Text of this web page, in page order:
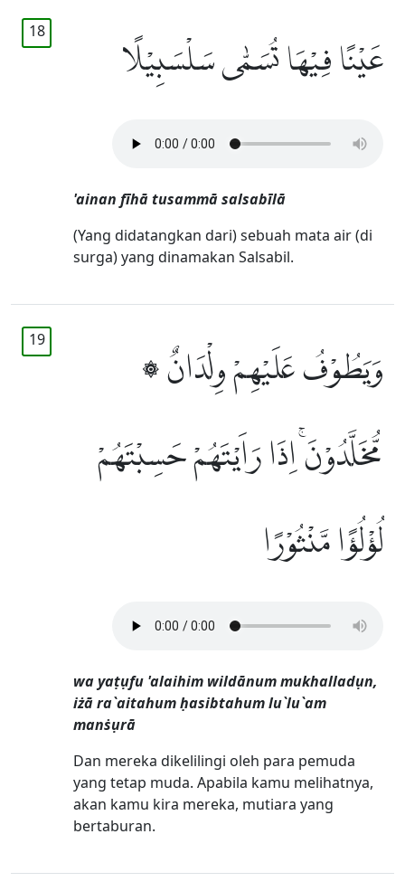
18
عَيْنًا فِيْهَا تُسَمّٰى سَلْسَبِيْلًا
'ainan fīhā tusammā salsabīlā
(Yang didatangkan dari) sebuah mata air (di
surga) yang dinamakan Salsabil.
19
۞ وَيَطُوْفُ عَلَيْهِمْ وِلْدَانٌ
مُّخَلَّدُوْنَۚ اِذَا رَاَيْتَهُمْ حَسِبْتَهُمْ
لُؤْلُؤًا مَّنْثُوْرًا
wa yaṭụfu 'alaihim wildānum mukhalladụn,
iżā ra`aitahum ḥasibtahum lu`lu`am
manṡụrā
Dan mereka dikelilingi oleh para pemuda
yang tetap muda. Apabila kamu melihatnya,
akan kamu kira mereka, mutiara yang
bertaburan.